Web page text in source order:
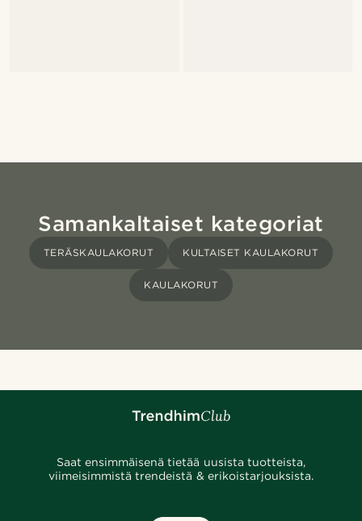
Samankaltaiset kategoriat
TERÄSKAULAKORUT KULTAISET KAULAKORUT
KAULAKORUT
Saat ensimmäisenä tietää uusista tuotteista,
viimeisimmistä trendeistä & erikoistarjouksista.